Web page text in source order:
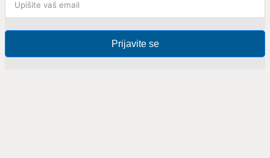
Prijavite se